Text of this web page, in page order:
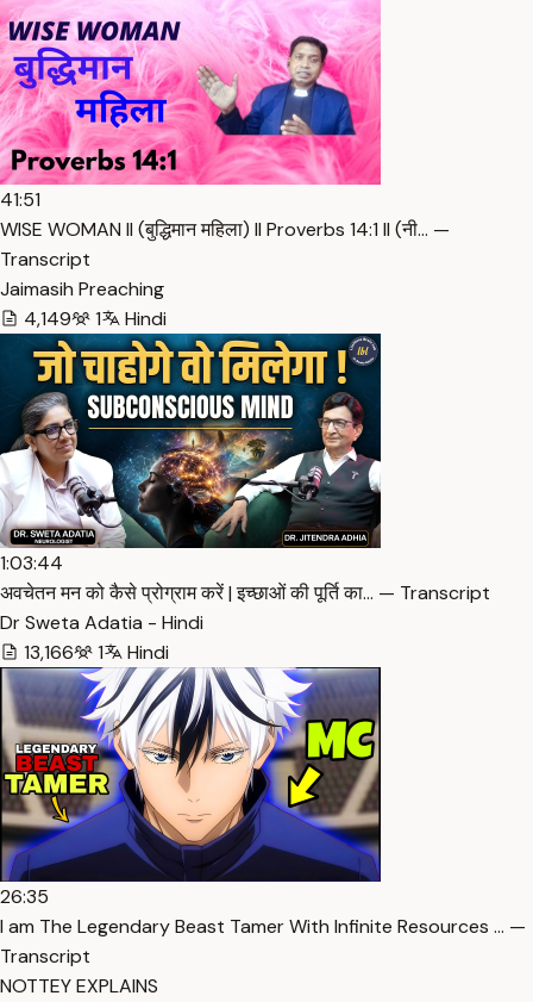
41:51
WISE WOMAN ll (बुद्धिमान महिला) ll Proverbs 14:1 ll (नी… —
Transcript
Jaimasih Preaching
4,149
1 Hindi
1:03:44
अवचेतन मन को कैसे प्रोग्राम करें | इच्छाओं की पूर्ति का… — Transcript
Dr Sweta Adatia - Hindi
13,166
1 Hindi
26:35
I am The Legendary Beast Tamer With Infinite Resources … —
Transcript
NOTTEY EXPLAINS